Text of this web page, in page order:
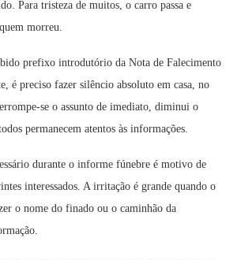
Para tristeza de muitos, o carro passa e
morreu.
prefixo introdutório da Nota de Falecimento
é preciso fazer silêncio absoluto em casa, no
se o assunto de imediato, diminui o
permanecem atentos às informações.
durante o informe fúnebre é motivo de
interessados. A irritação é grande quando o
o nome do finado ou o caminhão da